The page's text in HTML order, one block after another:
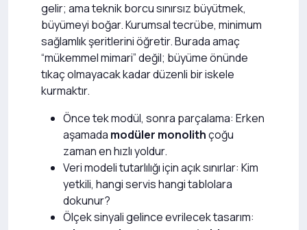
gelir; ama teknik borcu sınırsız büyütmek,
büyümeyi boğar. Kurumsal tecrübe, minimum
sağlamlık şeritlerini öğretir. Burada amaç
“mükemmel mimari” değil; büyüme önünde
tıkaç olmayacak kadar düzenli bir iskele
kurmaktır.
Önce tek modül, sonra parçalama: Erken
aşamada modüler monolithçoğu
zaman en hızlı yoldur.
Veri modeli tutarlılığı için açık sınırlar: Kim
yetkili, hangi servis hangi tablolara
dokunur?
Ölçek sinyali gelince evrilecek tasarım: